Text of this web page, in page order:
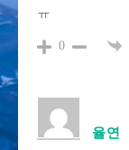
ㅠ
0
율연